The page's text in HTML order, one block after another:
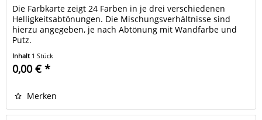
Die Farbkarte zeigt 24 Farben in je drei verschiedenen
Helligkeitsabtönungen. Die Mischungsverhältnisse sind
hierzu angegeben, je nach Abtönung mit Wandfarbe und
Putz.
Inhalt 1 Stück
0,00 € *
Merken